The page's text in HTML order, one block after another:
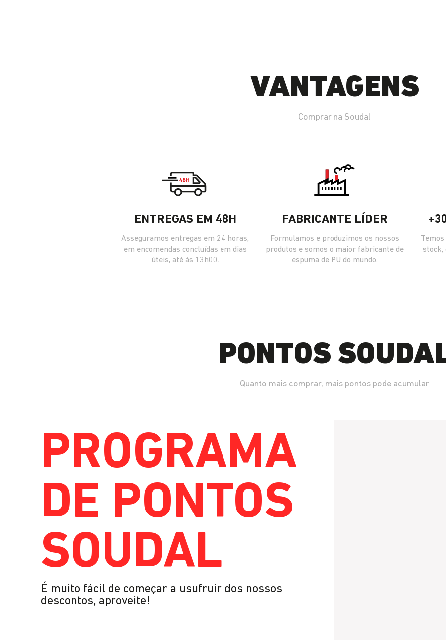
VANTAGENS
Comprar na Soudal
ENTREGAS EM 48H
Asseguramos entregas em 24 horas,
em encomendas concluídas em dias
úteis, até às 13h00.
FABRICANTE LÍDER
Formulamos e produzimos os nossos
produtos e somos o maior fabricante de
espuma de PU do mundo.
stock,
PONTOS
Quanto mais comprar, mais pontos pode acumular
PROGRAMA
DE PONTOS
SOUDAL
É muito fácil de começar a usufruir dos nossos
descontos, aproveite!